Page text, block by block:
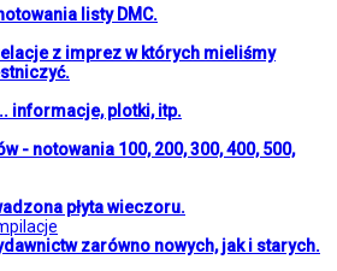
listy DMC.
z imprez w których mieliśmy
informacje, plotki, itp.
- notowania 100, 200, 300, 400, 500,
płyta wieczoru.
zarówno nowych, jak i starych.